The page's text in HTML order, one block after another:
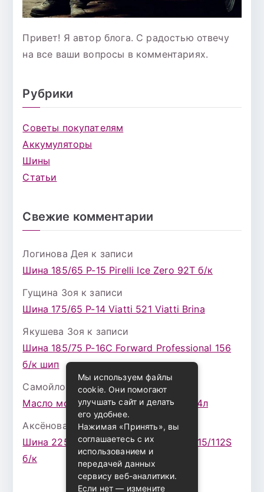
Привет! Я автор блога. С радостью отвечу
на все ваши вопросы в комментариях.
Рубрики
Советы покупателям
Аккумуляторы
Шины
Статьи
Свежие комментарии
Логинова Дея к записи
Шина 185/65 Р-15 Pirelli Ice Zero 92T б/к
Гущина Зоя к записи
Шина 175/65 Р-14 Viatti 521 Viatti Brina
Якушева Зоя к записи
Шина 185/75 Р-16С Forward Professional 156
б/к шип
Самойлова Забавак записи
Масло моторное ZIC X7 (A+) 10W30 4л
Аксёнова Адельк записи
Шина 225/75 Р-16 Nokian Rotiva HT 115/112S
б/к
Мы используем файлы
cookie. Они помогают
улучшать сайт и делать
его удобнее.
Нажимая «Принять», вы
соглашаетесь с их
использованием и
передачей данных
сервису веб-аналитики.
Если нет — измените